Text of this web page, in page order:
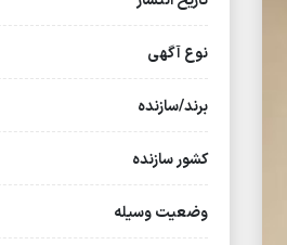
نوع آگهی
برند/سازنده
کشور سازنده
وضعیت وسیله